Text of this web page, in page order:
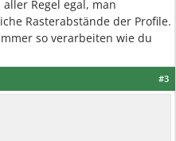
Regel egal, man
Rasterabstände der Profile.
so verarbeiten wie du
#3